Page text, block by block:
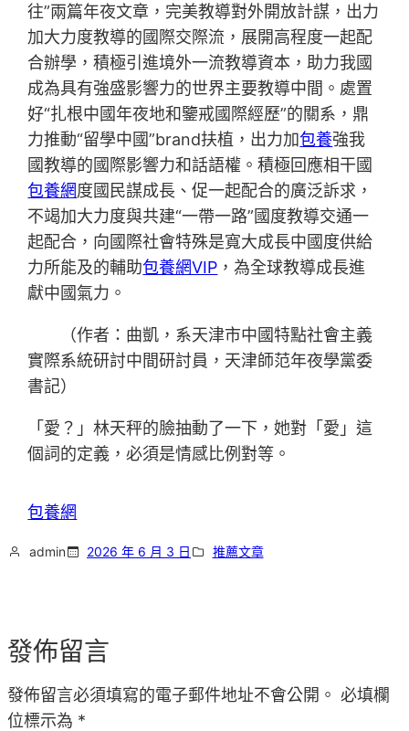
往”兩篇年夜文章，完美教導對外開放計謀，出力
加大力度教導的國際交際流，展開高程度一起配
合辦學，積極引進境外一流教導資本，助力我國
成為具有強盛影響力的世界主要教導中間。處置
好“扎根中國年夜地和鑒戒國際經歷”的關系，鼎
力推動“留學中國”brand扶植，出力加包養強我
國教導的國際影響力和話語權。積極回應相干國
包養網度國民謀成長、促一起配合的廣泛訴求，
不竭加大力度與共建“一帶一路”國度教導交通一
起配合，向國際社會特殊是寬大成長中國度供給
力所能及的輔助包養網VIP ，為全球教導成長進
獻中國氣力。
（作者：曲凱，系天津市中國特點社會主義
實際系統研討中間研討員，天津師范年夜學黨委
書記）
「愛？」林天秤的臉抽動了一下，她對「愛」這
個詞的定義，必須是情感比例對等。
包養網
admin 2026 年 6 月 3 日 推薦文章
發佈留言
發佈留言必須填寫的電子郵件地址不會公開。 必填欄
位標示為 *